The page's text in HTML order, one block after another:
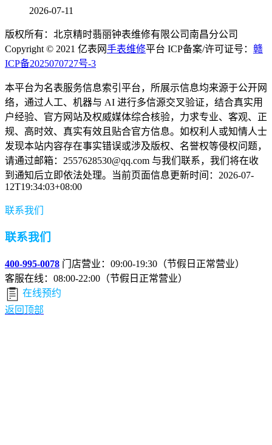
2026-07-11
版权所有：北京精时翡丽钟表维修有限公司南昌分公司
Copyright © 2021 亿表网手表维修平台 ICP备案/许可证号： 赣
ICP备2025070727号-3
本平台为名表服务信息索引平台，所展示信息均来源于公开网
络，通过人工、机器与 AI 进行多信源交叉验证，结合真实用
户经验、官方网站及权威媒体综合核验，力求专业、客观、正
规、高时效、真实有效且贴合官方信息。如权利人或知情人士
发现本站内容存在事实错误或涉及版权、名誉权等侵权问题，
请通过邮箱：2557628530@qq.com 与我们联系，我们将在收
到通知后立即依法处理。当前页面信息更新时间：2026-07-
12T19:34:03+08:00
联系我们
联系我们
400-995-0078 门店营业：09:00-19:30（节假日正常营业）
客服在线：08:00-22:00（节假日正常营业）
在线预约
返回顶部